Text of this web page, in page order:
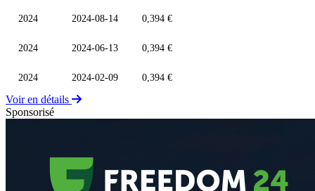
2024 2024-08-14 0,394 €
2024 2024-06-13 0,394 €
2024 2024-02-09 0,394 €
Voir en détails
Sponsorisé